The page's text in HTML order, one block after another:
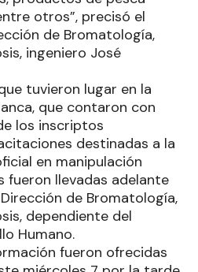
otros”, precisó el
de Bromatología,
ingeniero José
tuvieron lugar en la
que contaron con
los inscriptos
destinadas a la
en manipulación
fueron llevadas adelante
de Bromatología,
dependiente del
Humano.
fueron ofrecidas